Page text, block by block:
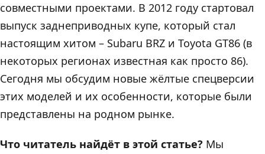
совместными проектами. В 2012 году стартовал
выпуск заднеприводных купе, который стал
настоящим хитом – Subaru BRZ и Toyota GT86 (в
некоторых регионах известная как просто 86).
Сегодня мы обсудим новые жёлтые спецверсии
этих моделей и их особенности, которые были
представлены на родном рынке.
Что читатель найдёт в этой статье? Мы